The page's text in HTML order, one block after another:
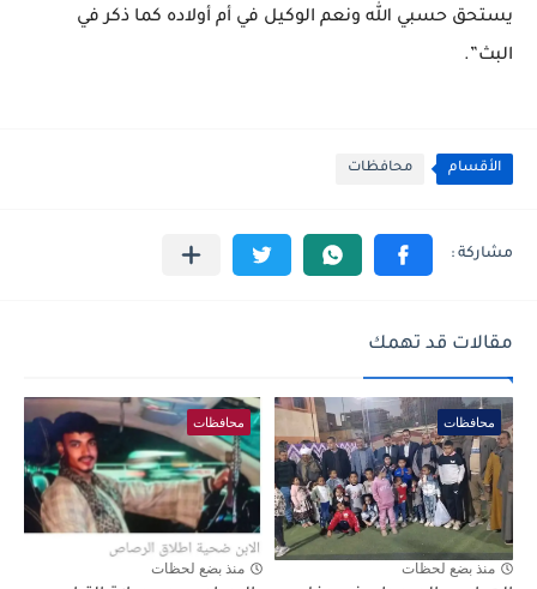
يستحق حسبي الله ونعم الوكيل في أم أولاده كما ذكر في
البث”.
الأقسام محافظات
مقالات قد تهمك
محافظات
منذ بضع لحظات
محافظات
منذ بضع لحظات